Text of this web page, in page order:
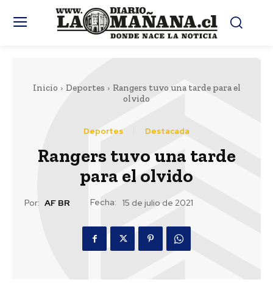
Inicio Deportes
Rangers tuvo una tarde para el
olvido
Deportes Destacada
Rangers tuvo una tarde
para el olvido
Por: AF BR Fecha: 15 de julio de 2021